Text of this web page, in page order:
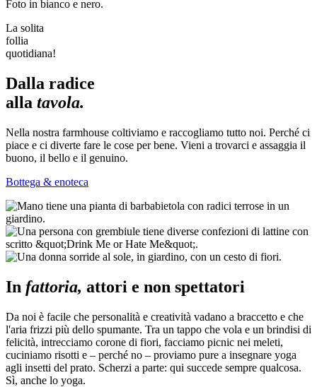
La solita
follia
quotidiana!
Dalla radice
alla tavola.
Nella nostra farmhouse coltiviamo e raccogliamo tutto noi. Perché ci
piace e ci diverte fare le cose per bene. Vieni a trovarci e assaggia il
buono, il bello e il genuino.
Bottega & enoteca
In fattoria, attori e non spettatori
Da noi è facile che personalità e creatività vadano a braccetto e che
l'aria frizzi più dello spumante. Tra un tappo che vola e un brindisi di
felicità, intrecciamo corone di fiori, facciamo picnic nei meleti,
cuciniamo risotti e – perché no – proviamo pure a insegnare yoga
agli insetti del prato. Scherzi a parte: qui succede sempre qualcosa.
Sì, anche lo yoga.